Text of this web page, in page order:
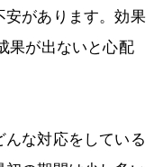
安があります。効果
果が出ないと心配
な対応をしている